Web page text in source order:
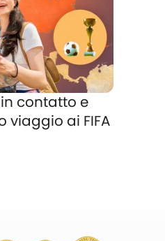
contatto e
viaggio ai FIFA